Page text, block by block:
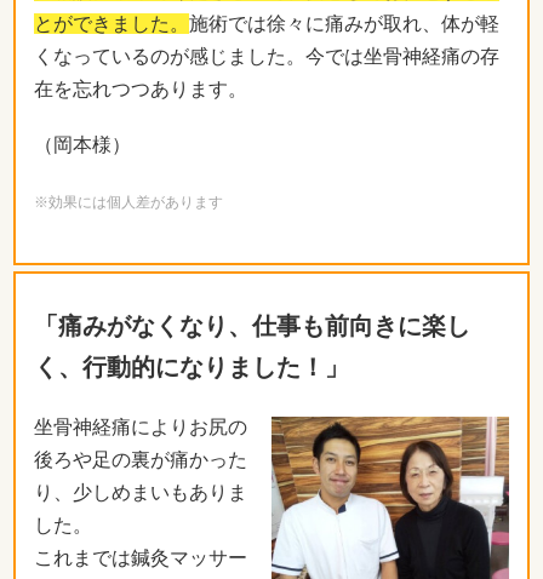
とができました。 施術では徐々に痛みが取れ、体が軽
くなっているのが感じました。今では坐骨神経痛の存
在を忘れつつあります。
（岡本様）
※効果には個人差があります
「痛みがなくなり、仕事も前向きに楽し
く、行動的になりました！」
坐骨神経痛によりお尻の
後ろや足の裏が痛かった
り、少しめまいもありま
した。
これまでは鍼灸マッサー